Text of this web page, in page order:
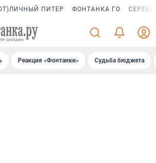
ПИТЕР ФОНТАНКА ГО
Реакция «Фонтанки» Судьба бюджета